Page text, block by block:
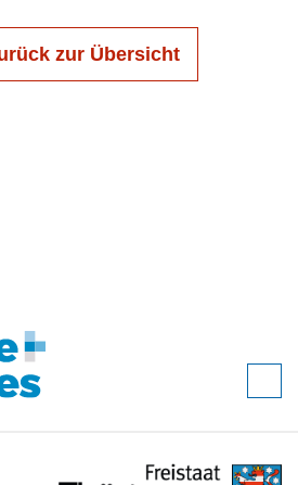
zur Übersicht